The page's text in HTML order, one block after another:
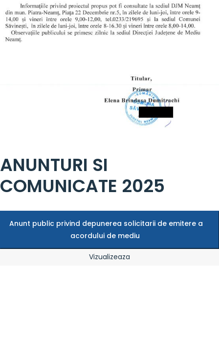
ANUNTURI SI
COMUNICATE 2025
Anunt public privind depunerea solicitarii de emitere a
acordului de mediu
Vizualizeaza